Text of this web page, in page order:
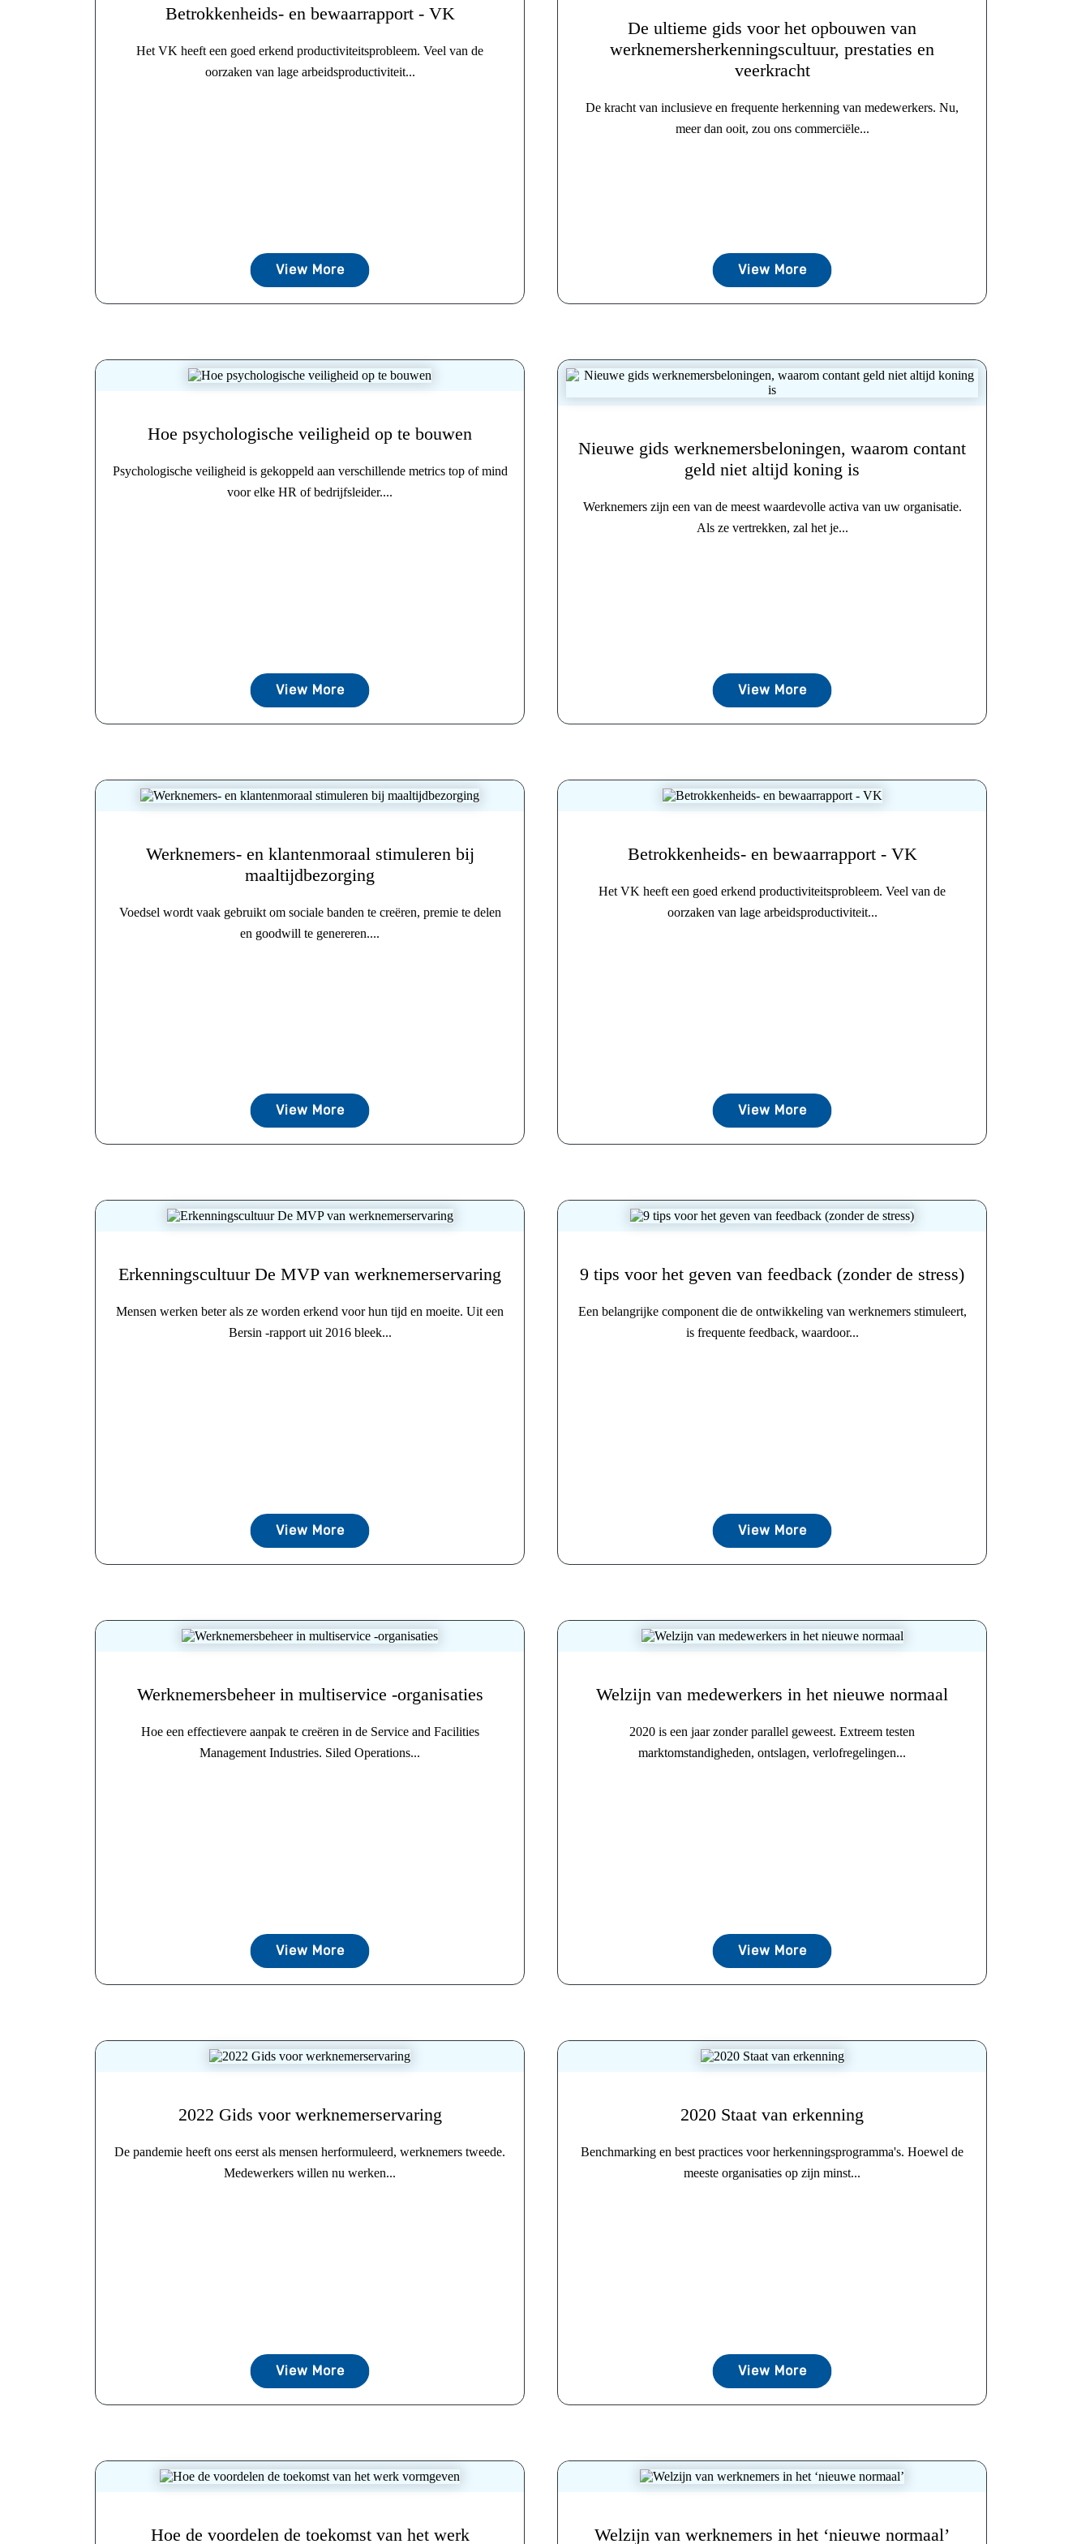
Betrokkenheids- en bewaarrapport - VK
Het VK heeft een goed erkend productiviteitsprobleem. Veel van de
oorzaken van lage arbeidsproductiviteit...
View More
De ultieme gids voor het opbouwen van
werknemersherkenningscultuur, prestaties en
veerkracht
De kracht van inclusieve en frequente herkenning van medewerkers. Nu,
meer dan ooit, zou ons commerciële...
View More
Hoe psychologische veiligheid op te bouwen
Psychologische veiligheid is gekoppeld aan verschillende metrics top of mind
voor elke HR of bedrijfsleider....
View More
Nieuwe gids werknemersbeloningen, waarom contant
geld niet altijd koning is
Werknemers zijn een van de meest waardevolle activa van uw organisatie.
Als ze vertrekken, zal het je...
View More
Werknemers- en klantenmoraal stimuleren bij
maaltijdbezorging
Voedsel wordt vaak gebruikt om sociale banden te creëren, premie te delen
en goodwill te genereren....
View More
Betrokkenheids- en bewaarrapport - VK
Het VK heeft een goed erkend productiviteitsprobleem. Veel van de
oorzaken van lage arbeidsproductiviteit...
View More
Erkenningscultuur De MVP van werknemerservaring
Mensen werken beter als ze worden erkend voor hun tijd en moeite. Uit een
Bersin -rapport uit 2016 bleek...
View More
9 tips voor het geven van feedback (zonder de stress)
Een belangrijke component die de ontwikkeling van werknemers stimuleert,
is frequente feedback, waardoor...
View More
Werknemersbeheer in multiservice -organisaties
Hoe een effectievere aanpak te creëren in de Service and Facilities
Management Industries. Siled Operations...
View More
Welzijn van medewerkers in het nieuwe normaal
2020 is een jaar zonder parallel geweest. Extreem testen
marktomstandigheden, ontslagen, verlofregelingen...
View More
2022 Gids voor werknemerservaring
De pandemie heeft ons eerst als mensen herformuleerd, werknemers tweede.
Medewerkers willen nu werken...
View More
2020 Staat van erkenning
Benchmarking en best practices voor herkenningsprogramma's. Hoewel de
meeste organisaties op zijn minst...
View More
Hoe de voordelen de toekomst van het werk Welzijn van werknemers in het ‘nieuwe normaal’